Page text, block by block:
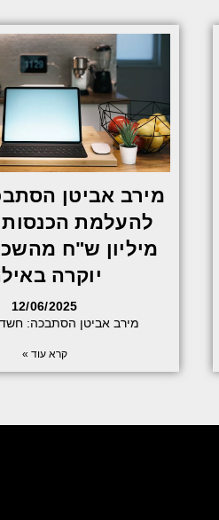
מירב אביטן
מיליון ש"ח
יוקרה
12/06/2025
מירב אביטן הסתבכה:
קרא עוד »